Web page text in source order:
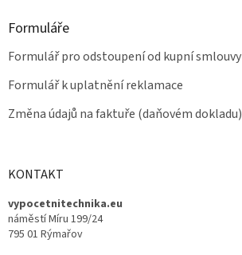
Formuláře
Formulář pro odstoupení od kupní smlouvy
Formulář k uplatnění reklamace
Změna údajů na faktuře (daňovém dokladu)
KONTAKT
vypocetnitechnika.eu
náměstí Míru 199/24
795 01 Rýmařov